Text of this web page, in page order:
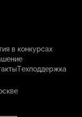
в конкурсах
Техподдержка